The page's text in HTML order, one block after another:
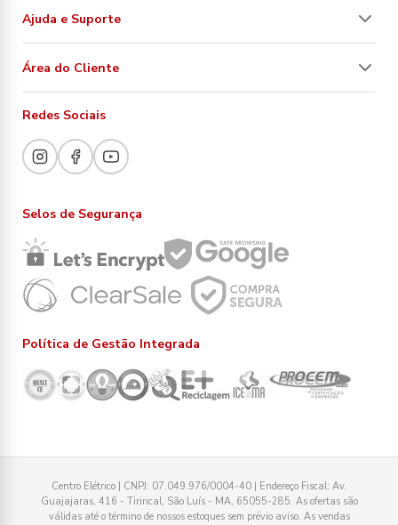
Ajuda e Suporte
Área do Cliente
Redes Sociais
Selos de Segurança
Política de Gestão Integrada
Centro Elétrico | CNPJ: 07.049.976/0004-40 | Endereço Fiscal: Av.
Guajajaras, 416 - Tirirical, São Luís - MA, 65055-285. As ofertas são
válidas até o término de nossos estoques sem prévio aviso. As vendas